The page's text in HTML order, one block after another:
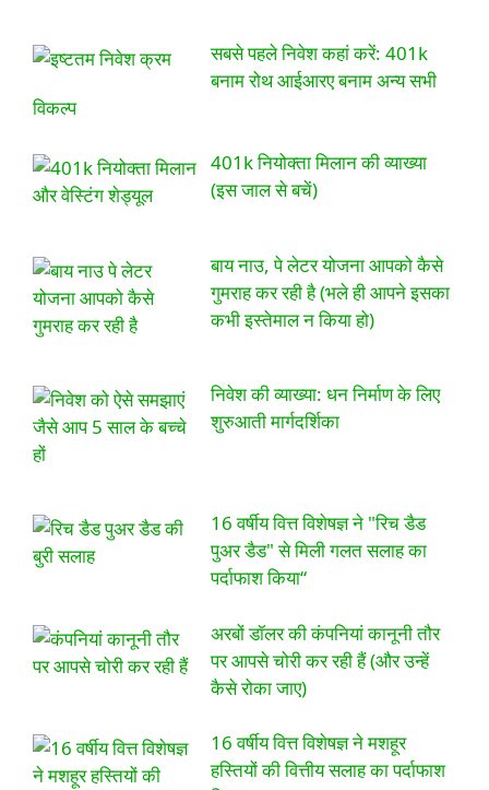
सबसे पहले निवेश कहां करें: 401k
बनाम रोथ आईआरए बनाम अन्य सभी
विकल्प
401k नियोक्ता मिलान की व्याख्या
(इस जाल से बचें)
बाय नाउ, पे लेटर योजना आपको कैसे
गुमराह कर रही है (भले ही आपने इसका
कभी इस्तेमाल न किया हो)
निवेश की व्याख्या: धन निर्माण के लिए
शुरुआती मार्गदर्शिका
16 वर्षीय वित्त विशेषज्ञ ने "रिच डैड
पुअर डैड" से मिली गलत सलाह का
पर्दाफाश किया“
अरबों डॉलर की कंपनियां कानूनी तौर
पर आपसे चोरी कर रही हैं (और उन्हें
कैसे रोका जाए)
16 वर्षीय वित्त विशेषज्ञ ने मशहूर
हस्तियों की वित्तीय सलाह का पर्दाफाश